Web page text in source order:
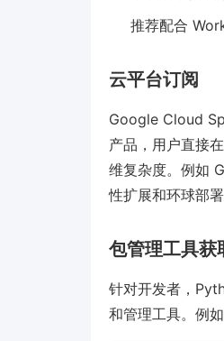
推荐配合
云平台订阅
Google Cloud
产品，用户直接
维复杂度。例如
性扩展和环球部
包管理工具获
针对开发者，
和管理工具。例